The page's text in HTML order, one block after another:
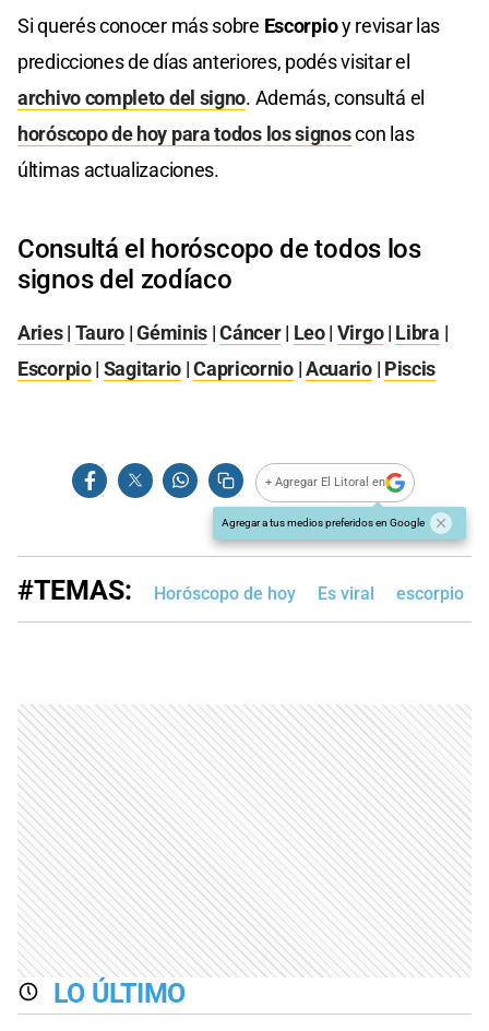
Si querés conocer más sobre Escorpioy revisar las
predicciones de días anteriores, podés visitar el
archivo completo del signo. Además, consultá el
horóscopo de hoy para todos los signoscon las
últimas actualizaciones.
Consultá el horóscopo de todos los
signos del zodíaco
Aries| Tauro |Géminis |Cáncer| Leo| Virgo| Libra |
Escorpio| Sagitario |Capricornio|Acuario| Piscis
+ Agregar El Litoral en
Agregar a tus medios preferidos en Google
#TEMAS: Horóscopo de hoy Es viral escorpio
LO ÚLTIMO